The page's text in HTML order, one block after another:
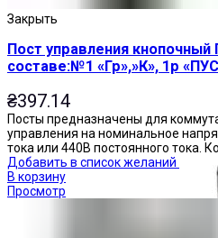
Закрыть
Пост управления
составе:№1 «Гр»,»К», 1р
₴397.14
Посты предназначены для
управления на номинальное
тока или 440В постоянного тока.
Добавить в список желаний
В корзину
Просмотр